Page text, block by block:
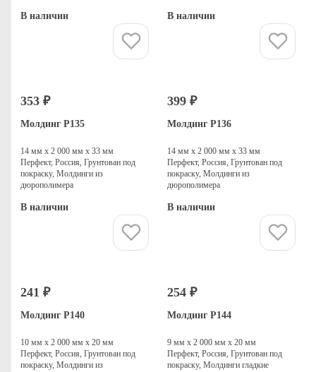
В наличии В наличии
353 ₽
Молдинг P135
14 мм х 2 000 мм х 33 мм
Перфект, Россия, Грунтован под
покраску, Молдинги из
дюрополимера
В наличии
399 ₽
Молдинг P136
14 мм х 2 000 мм х 33 мм
Перфект, Россия, Грунтован под
покраску, Молдинги из
дюрополимера
В наличии
241 ₽
Молдинг P140
10 мм х 2 000 мм х 20 мм
Перфект, Россия, Грунтован под
покраску, Молдинги из
254 ₽
Молдинг P144
9 мм х 2 000 мм х 20 мм
Перфект, Россия, Грунтован под
покраску, Молдинги гладкие